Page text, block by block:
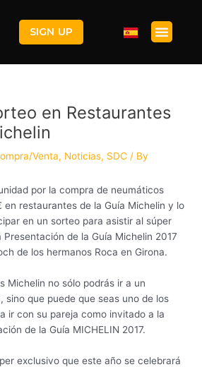
SIGN UP Menu
en Restaurantes
Venta, Noticias, SDC / By
por la compra de neumáticos
restaurantes de la Guía Michelin y lo
en un sorteo para asistir al súper
de la Guía Michelin 2017
de los hermanos Roca en Girona.
Michelin no sólo podrás ir a un
sino que puede que seas uno de los
ir con su pareja como invitado a la
de la Guía MICHELIN 2017.
exclusivo que este año se celebrará